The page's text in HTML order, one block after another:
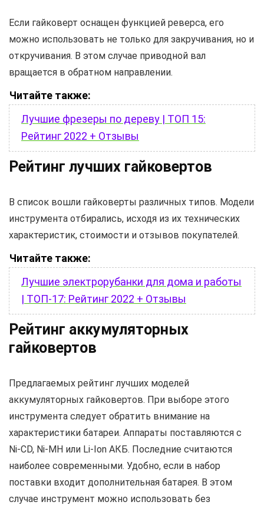
Если гайковерт оснащен функцией реверса, его
можно использовать не только для закручивания, но и
откручивания. В этом случае приводной вал
вращается в обратном направлении.
Читайте также:
Лучшие фрезеры по дереву | ТОП 15:
Рейтинг 2022 + Отзывы
Рейтинг лучших гайковертов
В список вошли гайковерты различных типов. Модели
инструмента отбирались, исходя из их технических
характеристик, стоимости и отзывов покупателей.
Читайте также:
Лучшие электрорубанки для дома и работы
| ТОП-17: Рейтинг 2022 + Отзывы
Рейтинг аккумуляторных
гайковертов
Предлагаемых рейтинг лучших моделей
аккумуляторных гайковертов. При выборе этого
инструмента следует обратить внимание на
характеристики батареи. Аппараты поставляются с
Ni-CD, Ni-MH или Li-Ion АКБ. Последние считаются
наиболее современными. Удобно, если в набор
поставки входит дополнительная батарея. В этом
случае инструмент можно использовать без